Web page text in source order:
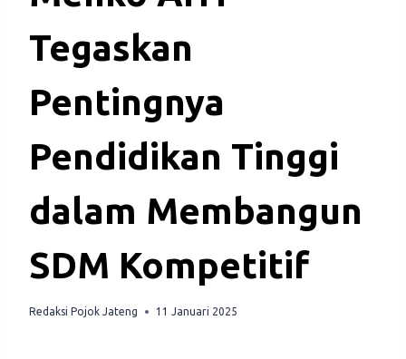
Tegaskan
Pentingnya
Pendidikan Tinggi
dalam Membangun
SDM Kompetitif
Redaksi Pojok Jateng 11 Januari 2025